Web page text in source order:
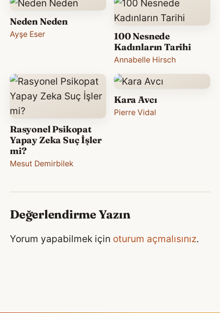
Neden Neden
Ayşe Eser
100 Nesnede
Kadınların Tarihi
Annabelle Hirsch
Rasyonel Psikopat
Yapay Zeka Suç İşler
mi?
Mesut Demirbilek
Kara Avcı
Pierre Vidal
Değerlendirme Yazın
Yorum yapabilmek için oturum açmalısınız.